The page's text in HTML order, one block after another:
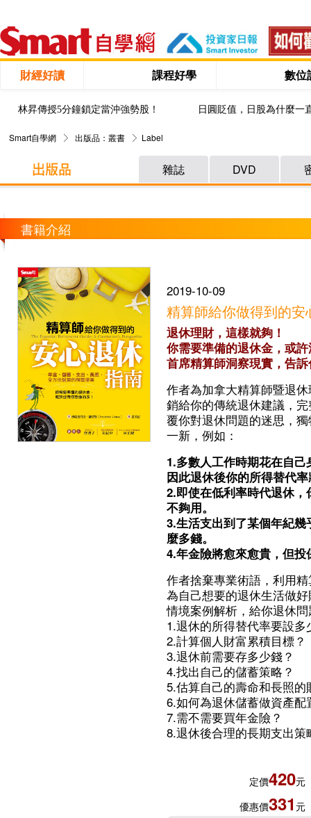
財經好讀 課程好學 數位
林昇傳授5分鐘鎖定當沖強勢股！ 日圓貶值，日股為什麼一
Smart自學網 出版品：叢書 Label
雜誌 DVD
書籍介紹
2019-10-09
精算師給你做得到的安
退休理財，這樣就夠！
你需要準備的退休金，或
首席精算師洞察現實，告
作者為加拿大精算師暨退
銷給你的傳統退休建議，
覆你對退休問題的迷思，
一新，例如：
1.多數人工作時期花在自
因此退休後你的所得替代
2.即使在低利率時代退休
不夠用。
3.生活支出到了某個年紀
麼多錢。
4.年金險將愈來愈貴，但
作者捨棄專業術語，利用
為自己想要的退休生活做
情境案例解析，給你退休
1.退休的所得替代率要設多
2.計算個人財富累積目標？
3.退休前需要存多少錢？
4.找出自己的儲蓄策略？
5.估算自己的壽命和長照的
6.如何為退休儲蓄做資產配
7.需不需要買年金險？
8.退休後合理的長期支出策
定價420元
優惠價331 元